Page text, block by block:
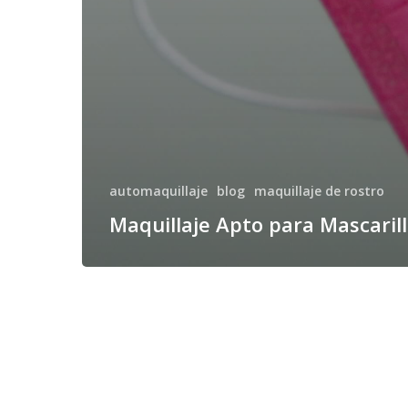
automaquillaje blog maquillaje de rostro
Maquillaje Apto para